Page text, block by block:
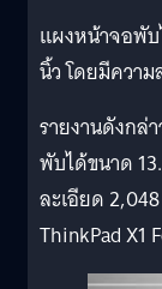
แผงหน้าจอพับ
นิ้ว โดยมีความ
รายงานดังกล่
พับได้ขนาด
ละเอียด
ThinkPad X1